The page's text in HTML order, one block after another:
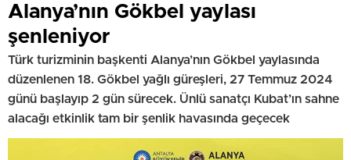
Alanya’nın Gökbel yaylası
şenleniyor
Türk turizminin başkenti Alanya’nın Gökbel yaylasında
düzenlenen 18. Gökbel yağlı güreşleri, 27 Temmuz 2024
günü başlayıp 2 gün sürecek. Ünlü sanatçı Kubat’ın sahne
alacağı etkinlik tam bir şenlik havasında geçecek